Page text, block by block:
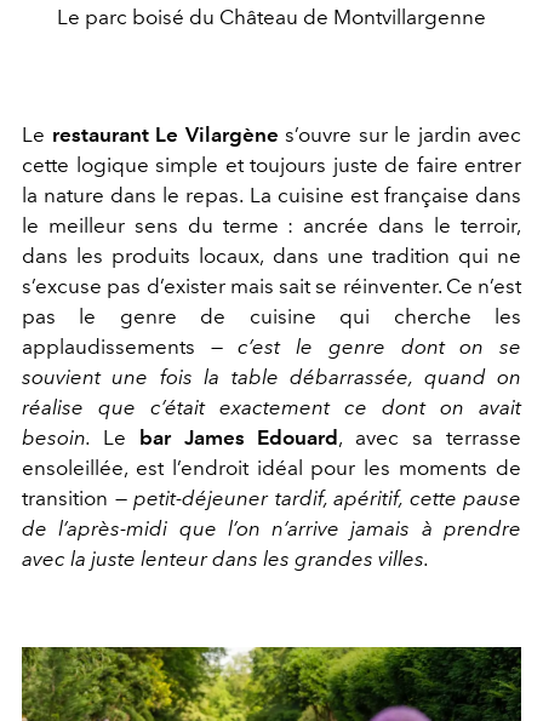
Le parc boisé du Château de Montvillargenne
Le restaurant Le Vilargène s’ouvre sur le jardin avec
cette logique simple et toujours juste de faire entrer
la nature dans le repas. La cuisine est française dans
le meilleur sens du terme : ancrée dans le terroir,
dans les produits locaux, dans une tradition qui ne
s’excuse pas d’exister mais sait se réinventer. Ce n’est
pas le genre de cuisine qui cherche les
applaudissements —c’est le genre dont on se
souvient une fois la table débarrassée, quand on
réalise que c’était exactement ce dont on avait
besoin. Le bar James Edouard , avec sa terrasse
ensoleillée, est l’endroit idéal pour les moments de
transition — petit-déjeuner tardif, apéritif, cette pause
de l’après-midi que l’on n’arrive jamais à prendre
avec la juste lenteur dans les grandes villes.